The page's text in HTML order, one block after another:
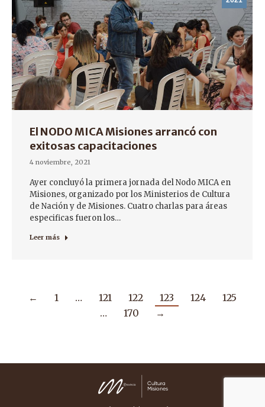
El NODO MICA Misiones arrancó con
exitosas capacitaciones
4 noviembre, 2021
Ayer concluyó la primera jornada del Nodo MICA en
Misiones, organizado por los Ministerios de Cultura
de Nación y de Misiones. Cuatro charlas para áreas
especificas fueron los…
Leer más
← 1 … 121 122 123 124
125
…
170 →